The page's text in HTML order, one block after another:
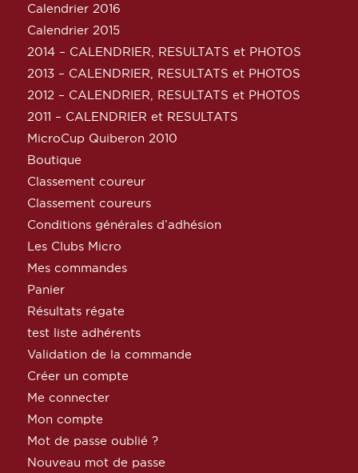
Calendrier 2016
Calendrier 2015
2014 – CALENDRIER, RESULTATS et PHOTOS
2013 – CALENDRIER, RESULTATS et PHOTOS
2012 – CALENDRIER, RESULTATS et PHOTOS
2011 – CALENDRIER et RESULTATS
MicroCup Quiberon 2010
Boutique
Classement coureur
Classement coureurs
Conditions générales d’adhésion
Les Clubs Micro
Mes commandes
Panier
Résultats régate
test liste adhérents
Validation de la commande
Créer un compte
Me connecter
Mon compte
Mot de passe oublié ?
Nouveau mot de passe